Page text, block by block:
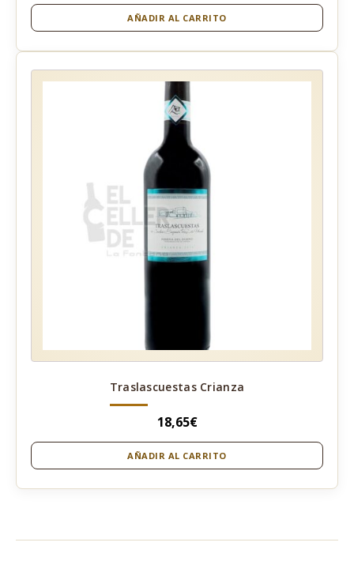
AÑADIR AL CARRITO
Traslascuestas Crianza
18,65€
AÑADIR AL CARRITO